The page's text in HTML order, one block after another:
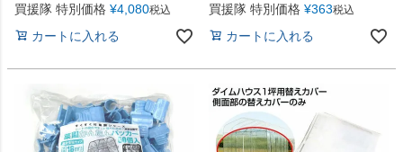
買援隊 特別価格 ¥4,080税込
カートに入れる
買援隊 特別価格 ¥363税込
カートに入れる